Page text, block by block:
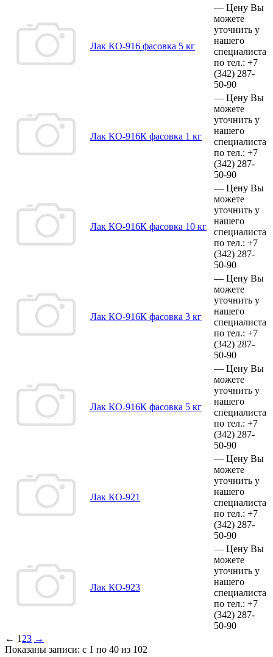
Лак КО-916 фасовка 5 кг
— Цену Вы
можете
уточнить у
нашего
специалиста
по тел.: +7
(342) 287-
50-90
Лак КО-916К фасовка 1 кг
— Цену Вы
можете
уточнить у
нашего
специалиста
по тел.: +7
(342) 287-
50-90
Лак КО-916К фасовка 10 кг
— Цену Вы
можете
уточнить у
нашего
специалиста
по тел.: +7
(342) 287-
50-90
Лак КО-916К фасовка 3 кг
— Цену Вы
можете
уточнить у
нашего
специалиста
по тел.: +7
(342) 287-
50-90
Лак КО-916К фасовка 5 кг
— Цену Вы
можете
уточнить у
нашего
специалиста
по тел.: +7
(342) 287-
50-90
Лак КО-921
— Цену Вы
можете
уточнить у
нашего
специалиста
по тел.: +7
(342) 287-
50-90
Лак КО-923
— Цену Вы
можете
уточнить у
нашего
специалиста
по тел.: +7
(342) 287-
50-90
← 1 23 →
Показаны записи: с 1 по 40 из 102